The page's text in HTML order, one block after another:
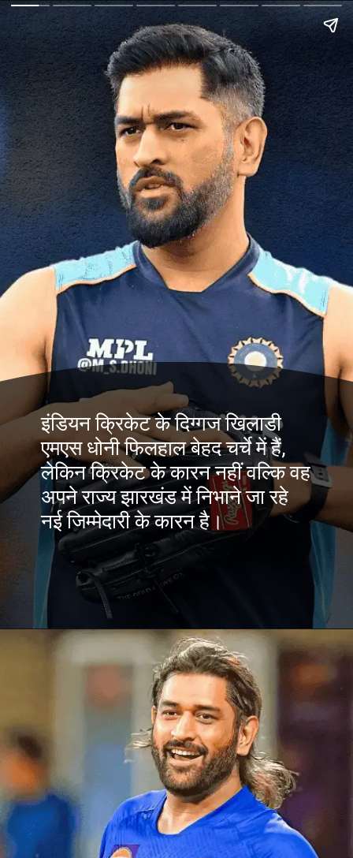
इंडियन क्रिकेट के दिग्गज खिलाडी
एमएस धोनी फिलहाल बेहद चर्चे में हैं,
लेकिन क्रिकेट के कारन नहीं वल्कि वह
अपने राज्य झारखंड में निभाने जा रहे
नई जिम्मेदारी के कारन है।